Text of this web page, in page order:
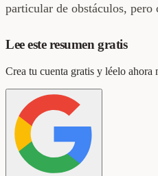
particular de obstáculos, pero
Lee este resumen gratis
Crea tu cuenta gratis y léelo ahora